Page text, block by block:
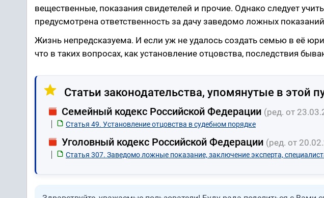
вещественные, показания свидетелей и прочие. Однако следует
предусмотрена ответственность за дачу заведомо ложных
Жизнь непредсказуема. И если уж не удалось создать семью в её
что в таких вопросах, как установление отцовства, последствия
Статьи законодательства, упомянутые в этой
Семейный кодекс Российской Федерации (ред. от
Статья 49. Установление отцовства в судебном порядке
Уголовный кодекс Российской Федерации (ред. от
Статья 307. Заведомо ложные показание, заключение эксперта,